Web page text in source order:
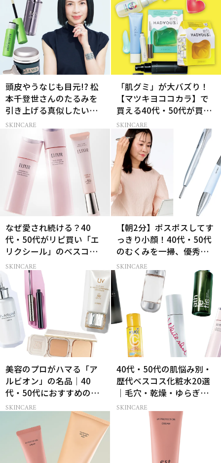
頭皮やうなじも目元!? 松
本千登世さんのたるみを
引き上げる真似したい習
慣
SKINCARE
「肌グミ」が大バズり！
【マツキヨココカラ】で
買える40代・50代が買う
べき夏コスメ
SKINCARE
なぜ愛され続ける？40
代・50代がリピ買い「エ
リクシール」のベスコス
受賞名品3選
SKINCARE
【朝2分】ポスポスしてす
っきり小顔！40代・50代
のむくみを一掃、優秀ペ
ン型美顔器2選
SKINCARE
美容のプロがハマる「ア
ルビオン」の名品｜40
代・50代におすすめのベ
スコス受賞コスメ
SKINCARE
40代・50代の肌悩み別・
歴代ベスコス化粧水20選
｜毛穴・乾燥・ゆらぎな
ど
SKINCARE